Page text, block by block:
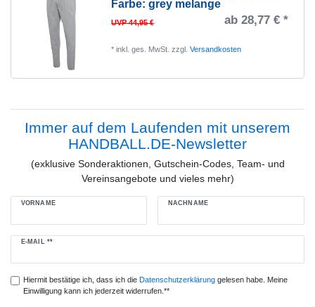
Farbe: grey melange
UVP 44,95 € ab 28,77 € *
*inkl. ges. MwSt. zzgl.Versandkosten
Immer auf dem Laufenden mit unserem
HANDBALL.DE-Newsletter
(exklusive Sonderaktionen, Gutschein-Codes, Team- und
Vereinsangebote und vieles mehr)
VORNAME NACHNAME
E-MAIL **
Newsletter
Hiermit bestätige ich, dass ich die Daten­schutz­erklärunggelesen habe. Meine
Einwilligung kann ich jederzeit widerrufen.**